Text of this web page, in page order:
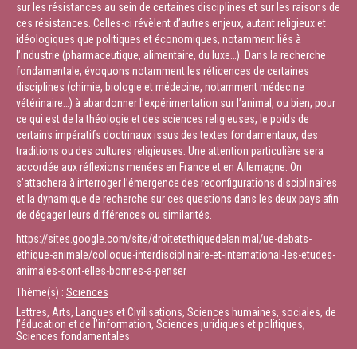
sur les résistances au sein de certaines disciplines et sur les raisons de
ces résistances. Celles-ci révèlent d’autres enjeux, autant religieux et
idéologiques que politiques et économiques, notamment liés à
l’industrie (pharmaceutique, alimentaire, du luxe…). Dans la recherche
fondamentale, évoquons notamment les réticences de certaines
disciplines (chimie, biologie et médecine, notamment médecine
vétérinaire…) à abandonner l’expérimentation sur l’animal, ou bien, pour
ce qui est de la théologie et des sciences religieuses, le poids de
certains impératifs doctrinaux issus des textes fondamentaux, des
traditions ou des cultures religieuses. Une attention particulière sera
accordée aux réflexions menées en France et en Allemagne. On
s’attachera à interroger l’émergence des reconfigurations disciplinaires
et la dynamique de recherche sur ces questions dans les deux pays afin
de dégager leurs différences ou similarités.
https://sites.google.com/site/droitetethiquedelanimal/ue-debats-
ethique-animale/colloque-interdisciplinaire-et-international-les-etudes-
animales-sont-elles-bonnes-a-penser
Thème(s) : Sciences
Lettres, Arts, Langues et Civilisations, Sciences humaines, sociales, de
l’éducation et de l’information, Sciences juridiques et politiques,
Sciences fondamentales